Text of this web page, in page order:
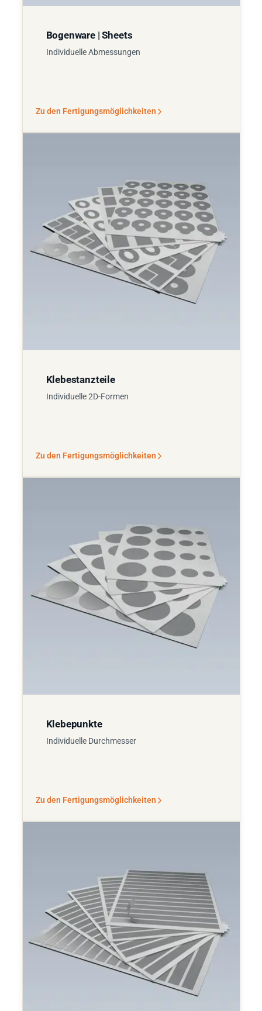
Bogenware | Sheets
Individuelle Abmessungen
Zu den Fertigungsmöglichkeiten
Klebestanzteile
Individuelle 2D-Formen
Zu den Fertigungsmöglichkeiten
Klebepunkte
Individuelle Durchmesser
Zu den Fertigungsmöglichkeiten